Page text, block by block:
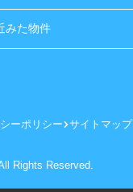
みた物件
ーポリシー サイトマップ
Rights Reserved.